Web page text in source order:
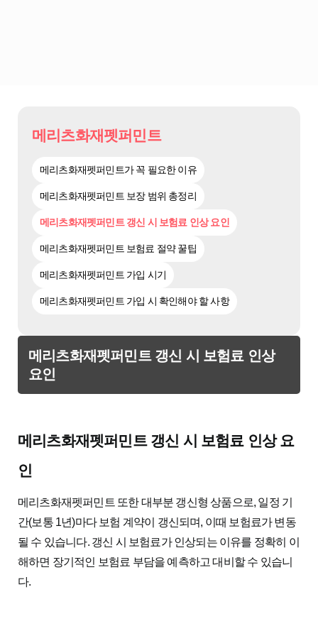
메리츠화재펫퍼민트
메리츠화재펫퍼민트가 꼭 필요한 이유
메리츠화재펫퍼민트 보장 범위 총정리
메리츠화재펫퍼민트 갱신 시 보험료 인상 요인
메리츠화재펫퍼민트 보험료 절약 꿀팁
메리츠화재펫퍼민트 가입 시기
메리츠화재펫퍼민트 가입 시 확인해야 할 사항
메리츠화재펫퍼민트 갱신 시 보험료 인상
요인
메리츠화재펫퍼민트 갱신 시 보험료 인상 요
인
메리츠화재펫퍼민트 또한 대부분 갱신형 상품으로, 일정 기
간(보통 1년)마다 보험 계약이 갱신되며, 이때 보험료가 변동
될 수 있습니다. 갱신 시 보험료가 인상되는 이유를 정확히 이
해하면 장기적인 보험료 부담을 예측하고 대비할 수 있습니
다.